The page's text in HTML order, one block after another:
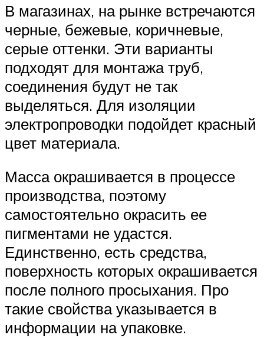
В магазинах, на рынке встречаются
черные, бежевые, коричневые,
серые оттенки. Эти варианты
подходят для монтажа труб,
соединения будут не так
выделяться. Для изоляции
электропроводки подойдет красный
цвет материала.
Масса окрашивается в процессе
производства, поэтому
самостоятельно окрасить ее
пигментами не удастся.
Единственно, есть средства,
поверхность которых окрашивается
после полного просыхания. Про
такие свойства указывается в
информации на упаковке.